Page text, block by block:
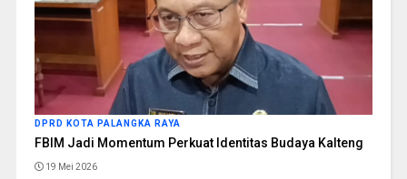
DPRD KOTA PALANGKA RAYA
FBIM Jadi Momentum Perkuat Identitas Budaya Kalteng
19 Mei 2026